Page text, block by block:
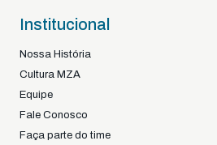
Institucional
Nossa História
Cultura MZA
Equipe
Fale Conosco
Faça parte do time